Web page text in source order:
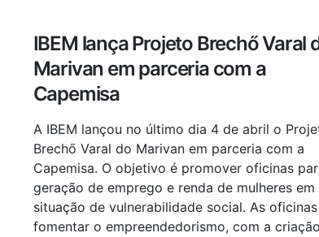
IBEM lança Projeto Brechő Varal
Marivan em parceria com a
Capemisa
A IBEM lançou no último dia 4 de abril o
Brechő Varal do Marivan em parceria com a
Capemisa. O objetivo é promover oficinas
geração de emprego e renda de mulheres em
situação de vulnerabilidade social. As
fomentar o empreendedorismo, com a